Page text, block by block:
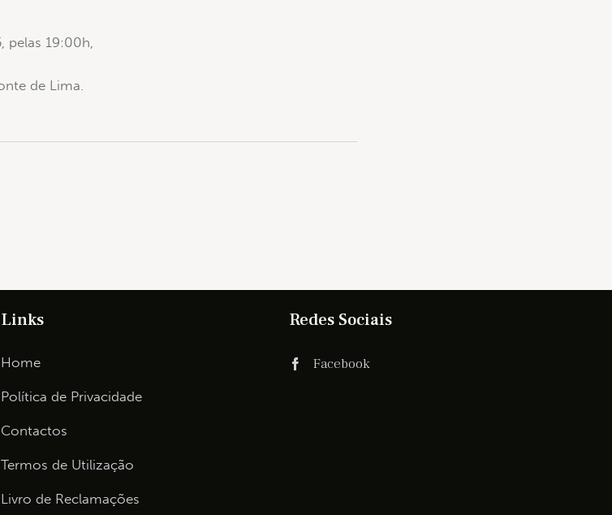
pelas 19:00h,
de Lima.
Links
Home
Política de Privacidade
Contactos
Termos de Utilização
Livro de Reclamações
Redes Sociais
Facebook